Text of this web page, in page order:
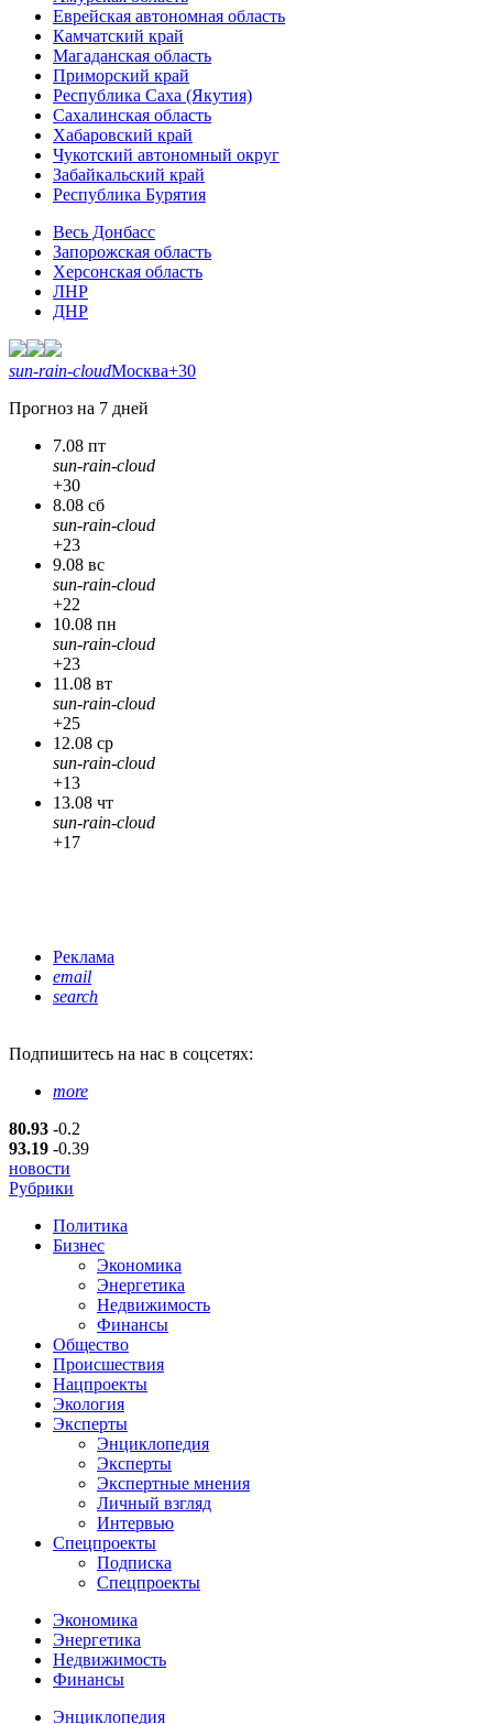
Еврейская автономная область
Камчатский край
Магаданская область
Приморский край
Республика Саха (Якутия)
Сахалинская область
Хабаровский край
Чукотский автономный округ
Забайкальский край
Республика Бурятия
Весь Донбасс
Запорожская область
Херсонская область
ЛНР
ДНР
sun-rain-cloudМосква+30
Прогноз на 7 дней
7.08 пт
sun-rain-cloud
+30
8.08 сб
sun-rain-cloud
+23
9.08 вс
sun-rain-cloud
+22
10.08 пн
sun-rain-cloud
+23
11.08 вт
sun-rain-cloud
+25
12.08 ср
sun-rain-cloud
+13
13.08 чт
sun-rain-cloud
+17
Реклама
email
search
Подпишитесь на нас в соцсетях:
more
80.93 -0.2
93.19 -0.39
новости
Рубрики
Политика
Бизнес
Экономика
Энергетика
Недвижимость
Финансы
Общество
Происшествия
Нацпроекты
Экология
Эксперты
Энциклопедия
Эксперты
Экспертные мнения
Личный взгляд
Интервью
Спецпроекты
Подписка
Спецпроекты
Экономика
Энергетика
Недвижимость
Финансы
Энциклопедия